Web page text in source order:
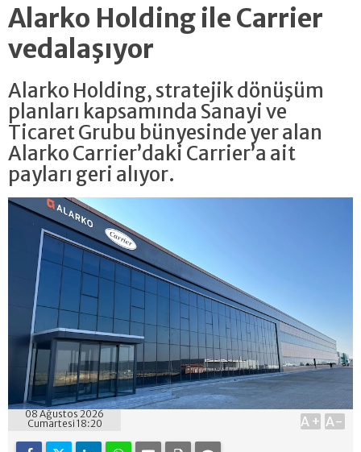
Alarko Holding ile Carrier
vedalaşıyor
Alarko Holding, stratejik dönüşüm
planları kapsamında Sanayi ve
Ticaret Grubu bünyesinde yer alan
Alarko Carrier’daki Carrier’a ait
payları geri alıyor.
08 Ağustos 2026
Cumartesi 18:20
A+ A-